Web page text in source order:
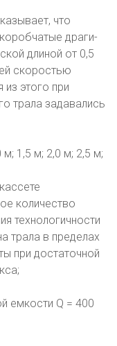
что
драги-
длиной от 0,5
скоростью
этого при
трала задавались
м; 1,5 м; 2,0 м; 2,5 м;
количество
технологичности
трала в пределах
при достаточной
емкости Q = 400